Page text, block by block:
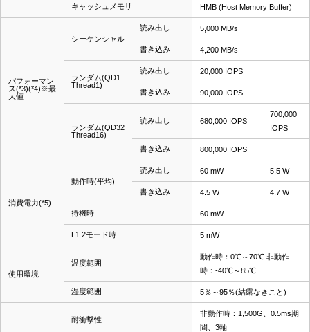
キャッシュメモリ HMB (Host Memory Buffer)
パフォーマン
ス(*3)(*4)※最
大値
シーケンシャル
読み出し 5,000 MB/s
書き込み 4,200 MB/s
ランダム(QD1
Thread1)
読み出し 20,000 IOPS
書き込み 90,000 IOPS
ランダム(QD32
Thread16)
読み出し 680,000 IOPS
700,000
IOPS
書き込み 800,000 IOPS
消費電力(*5)
動作時(平均)
読み出し 60 mW 5.5 W
書き込み 4.5 W 4.7 W
待機時 60 mW
L1.2モード時 5 mW
使用環境
温度範囲
動作時：0℃～70℃ 非動作
時：-40℃～85℃
湿度範囲 5％～95％(結露なきこと)
耐衝撃性
非動作時：1,500G、0.5ms期
間、3軸